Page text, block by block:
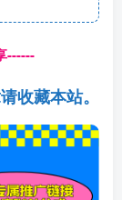
------
收藏本站。